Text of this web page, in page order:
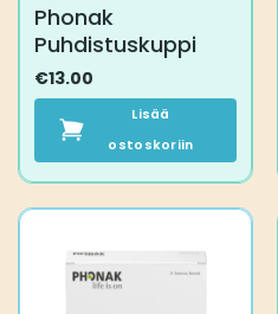
Phonak
Puhdistuskuppi
€13.00
Lisää
ostoskoriin